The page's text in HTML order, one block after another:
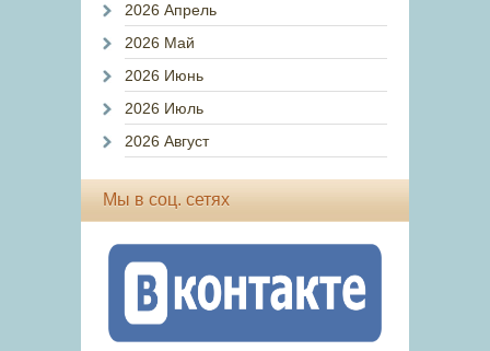
2026 Апрель
2026 Май
2026 Июнь
2026 Июль
2026 Август
Мы в соц. сетях